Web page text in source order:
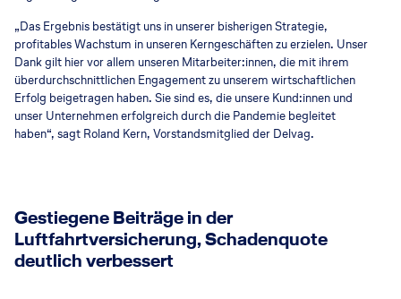
„Das Ergebnis bestätigt uns in unserer bisherigen Strategie,
profitables Wachstum in unseren Kerngeschäften zu erzielen. Unser
Dank gilt hier vor allem unseren Mitarbeiter:innen, die mit ihrem
überdurchschnittlichen Engagement zu unserem wirtschaftlichen
Erfolg beigetragen haben. Sie sind es, die unsere Kund:innen und
unser Unternehmen erfolgreich durch die Pandemie begleitet
haben“, sagt Roland Kern, Vorstandsmitglied der Delvag.
Gestiegene Beiträge in der
Luftfahrtversicherung, Schadenquote
deutlich verbessert